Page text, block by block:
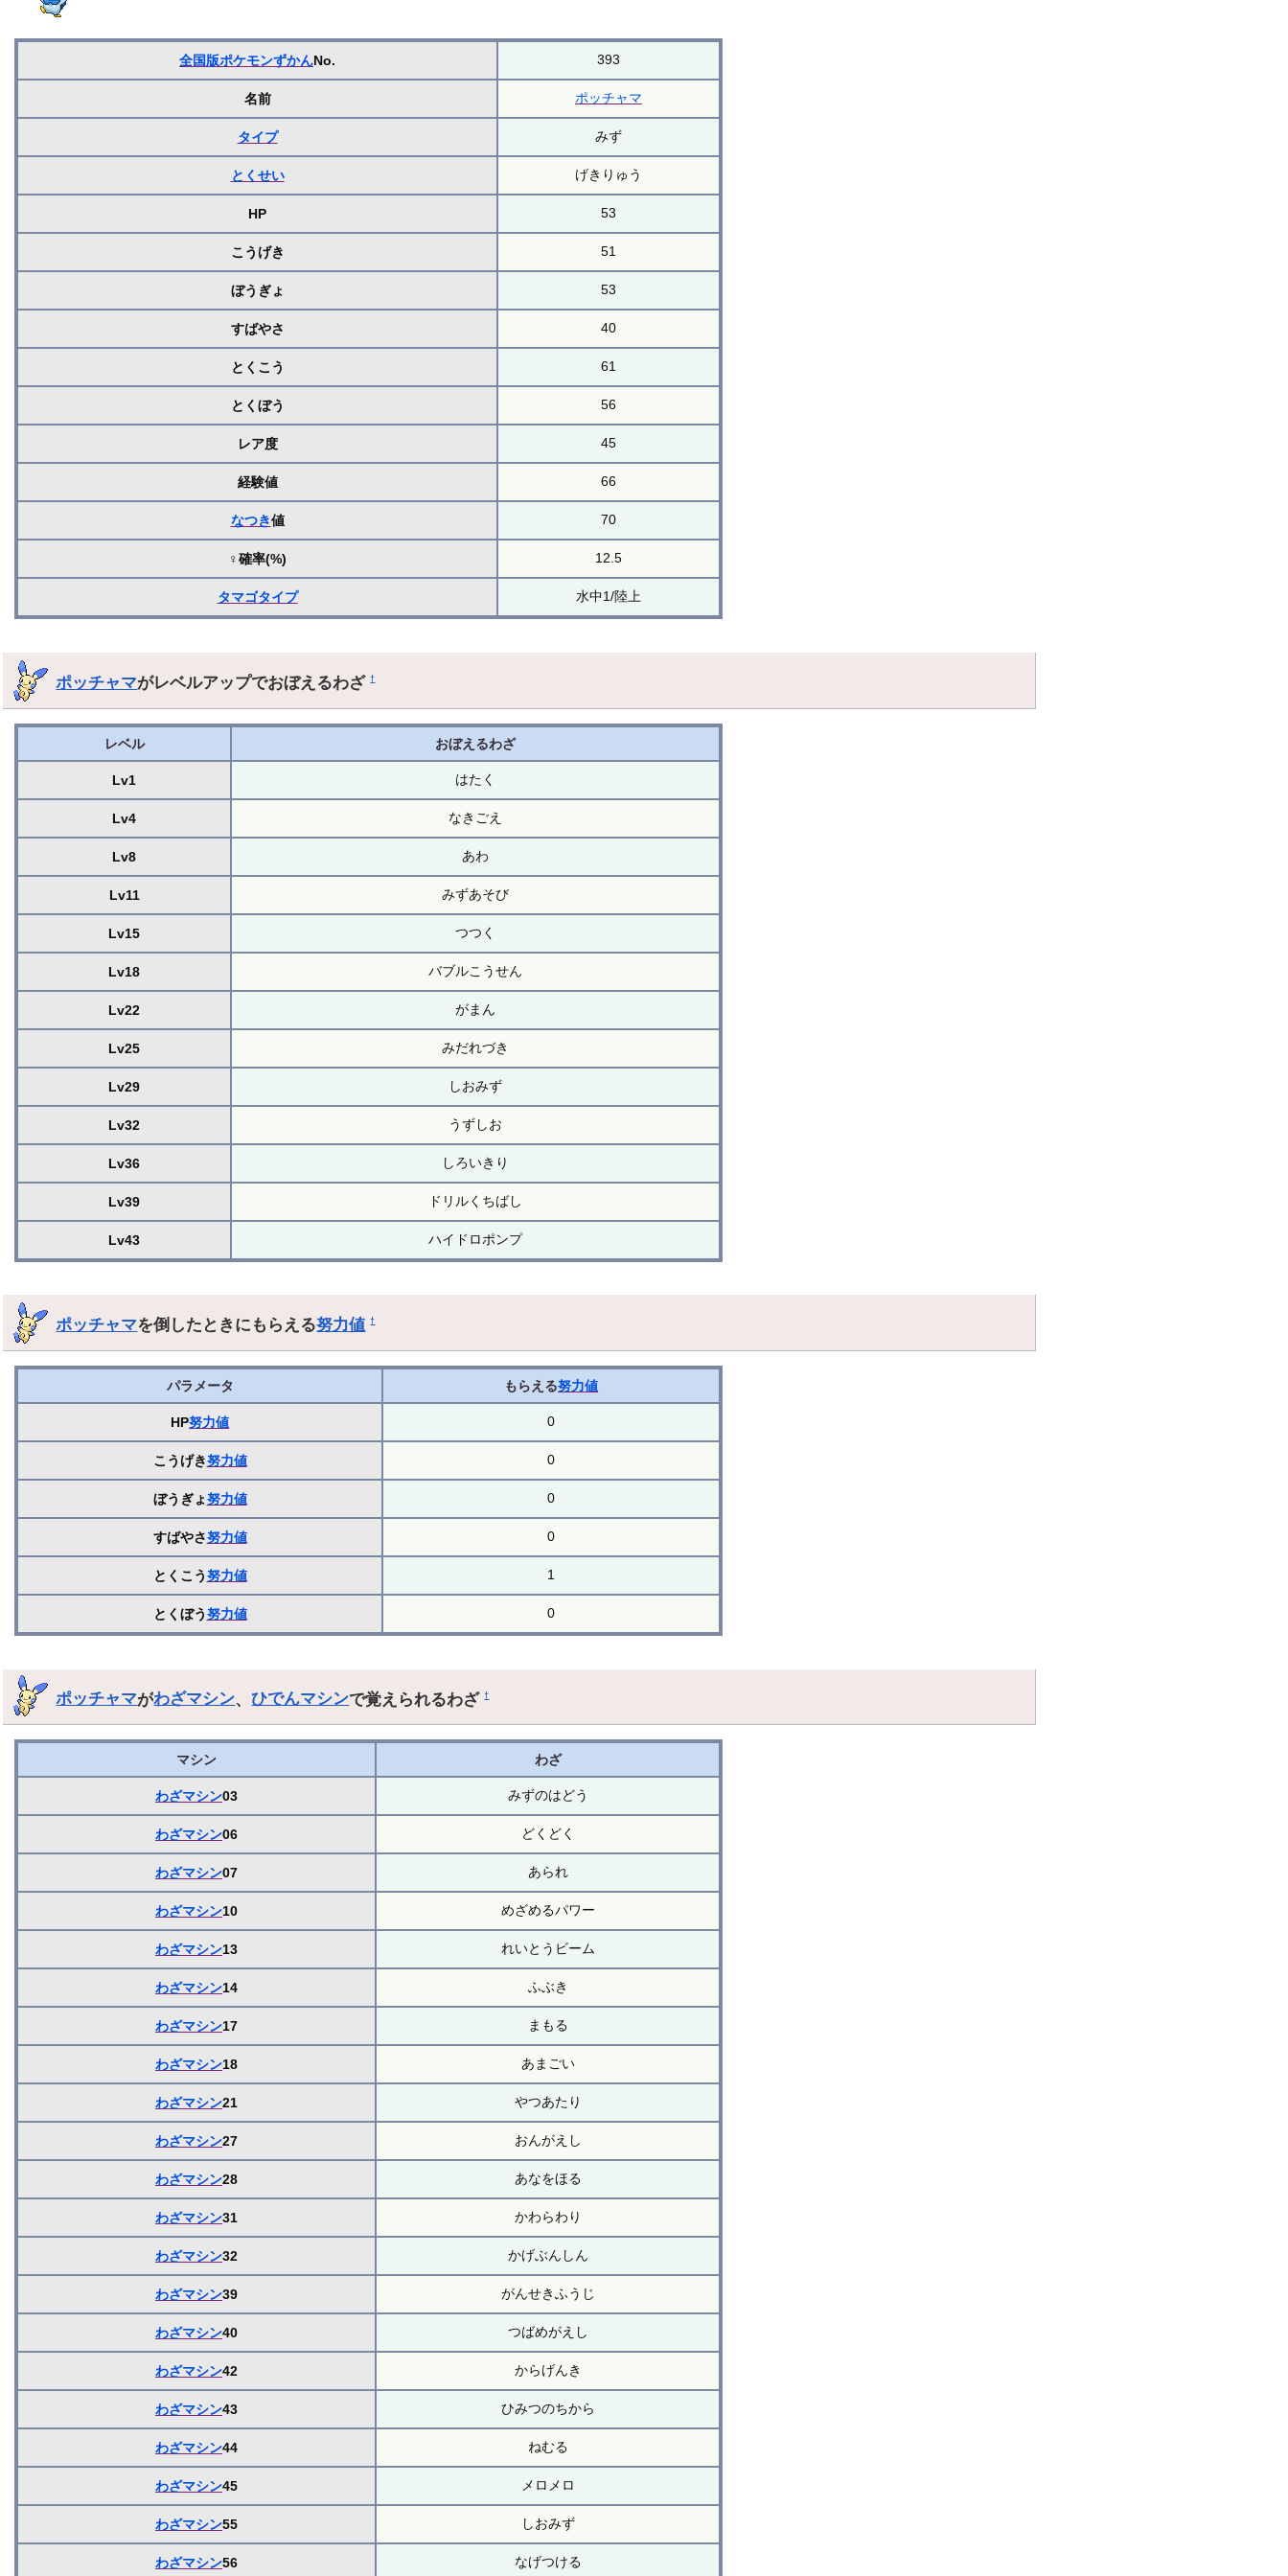
全国版ポケモンずかんNo. 393
名前 ポッチャマ
タイプ みず
とくせい げきりゅう
HP 53
こうげき 51
ぼうぎょ 53
すばやさ 40
とくこう 61
とくぼう 56
レア度 45
経験値 66
なつき値 70
♀確率(%) 12.5
タマゴタイプ 水中1/陸上
ポッチャマがレベルアップでおぼえるわざ†
レベル おぼえるわざ
Lv1 はたく
Lv4 なきごえ
Lv8 あわ
Lv11 みずあそび
Lv15 つつく
Lv18 バブルこうせん
Lv22 がまん
Lv25 みだれづき
Lv29 しおみず
Lv32 うずしお
Lv36 しろいきり
Lv39 ドリルくちばし
Lv43 ハイドロポンプ
ポッチャマを倒したときにもらえる努力値 †
パラメータ もらえる努力値
HP努力値 0
こうげき努力値 0
ぼうぎょ努力値 0
すばやさ努力値 0
とくこう努力値 1
とくぼう努力値 0
ポッチャマがわざマシン、ひでんマシンで覚えられるわざ†
マシン わざ
わざマシン03 みずのはどう
わざマシン06 どくどく
わざマシン07 あられ
わざマシン10 めざめるパワー
わざマシン13 れいとうビーム
わざマシン14 ふぶき
わざマシン17 まもる
わざマシン18 あまごい
わざマシン21 やつあたり
わざマシン27 おんがえし
わざマシン28 あなをほる
わざマシン31 かわらわり
わざマシン32 かげぶんしん
わざマシン39 がんせきふうじ
わざマシン40 つばめがえし
わざマシン42 からげんき
わざマシン43 ひみつのちから
わざマシン44 ねむる
わざマシン45 メロメロ
わざマシン55 しおみず
わざマシン56 なげつける